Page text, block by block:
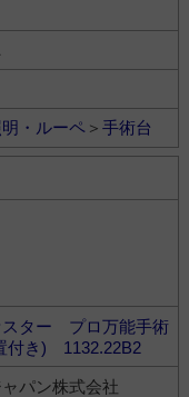
・ルーペ＞ 手術台
ター プロ万能手術
付き) 1132.22B2
パン株式会社